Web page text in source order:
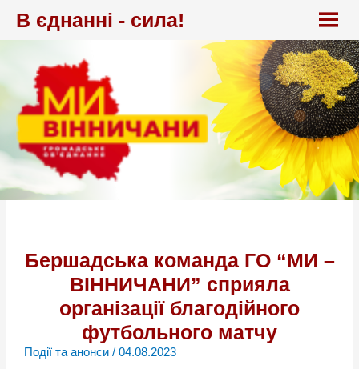
В єднанні - сила!
Бершадська команда ГО “МИ –
ВІННИЧАНИ” сприяла
організації благодійного
футбольного матчу
Події та анонси/ 04.08.2023